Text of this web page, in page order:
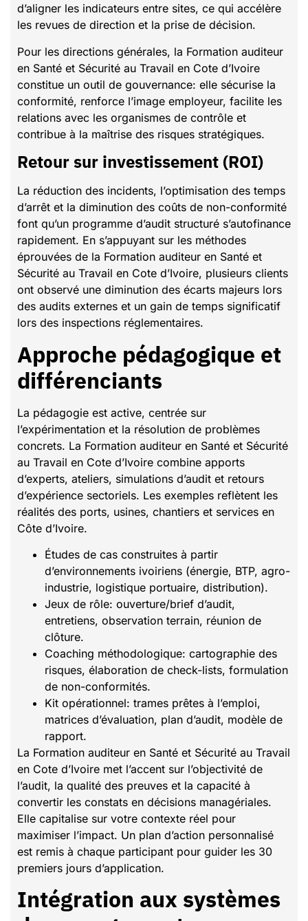
d’aligner les indicateurs entre sites, ce qui accélère
les revues de direction et la prise de décision.
Pour les directions générales, la Formation auditeur
en Santé et Sécurité au Travail en Cote d’Ivoire
constitue un outil de gouvernance: elle sécurise la
conformité, renforce l’image employeur, facilite les
relations avec les organismes de contrôle et
contribue à la maîtrise des risques stratégiques.
Retour sur investissement (ROI)
La réduction des incidents, l’optimisation des temps
d’arrêt et la diminution des coûts de non-conformité
font qu’un programme d’audit structuré s’autofinance
rapidement. En s’appuyant sur les méthodes
éprouvées de la Formation auditeur en Santé et
Sécurité au Travail en Cote d’Ivoire, plusieurs clients
ont observé une diminution des écarts majeurs lors
des audits externes et un gain de temps significatif
lors des inspections réglementaires.
Approche pédagogique et
différenciants
La pédagogie est active, centrée sur
l’expérimentation et la résolution de problèmes
concrets. La Formation auditeur en Santé et Sécurité
au Travail en Cote d’Ivoire combine apports
d’experts, ateliers, simulations d’audit et retours
d’expérience sectoriels. Les exemples reflètent les
réalités des ports, usines, chantiers et services en
Côte d’Ivoire.
Études de cas construites à partir
d’environnements ivoiriens (énergie, BTP, agro-
industrie, logistique portuaire, distribution).
Jeux de rôle: ouverture/brief d’audit,
entretiens, observation terrain, réunion de
clôture.
Coaching méthodologique: cartographie des
risques, élaboration de check-lists, formulation
de non-conformités.
Kit opérationnel: trames prêtes à l’emploi,
matrices d’évaluation, plan d’audit, modèle de
rapport.
La Formation auditeur en Santé et Sécurité au Travail
en Cote d’Ivoire met l’accent sur l’objectivité de
l’audit, la qualité des preuves et la capacité à
convertir les constats en décisions managériales.
Elle capitalise sur votre contexte réel pour
maximiser l’impact. Un plan d’action personnalisé
est remis à chaque participant pour guider les 30
premiers jours d’application.
Intégration aux systèmes